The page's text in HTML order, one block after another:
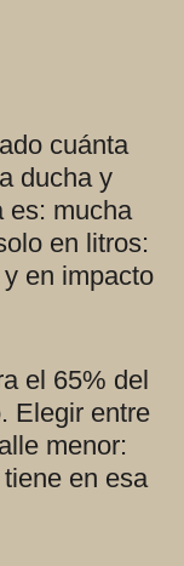
cuánta
ducha y
es: mucha
en litros:
en impacto
el 65% del
Elegir entre
menor:
en esa